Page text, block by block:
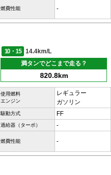
燃費性能 -
10・15
14.4km/L
満タンでどこまで走る？
820.8km
使用燃料
エンジン
レギュラー
ガソリン
駆動方式 FF
過給器（ターボ） -
燃費性能 -